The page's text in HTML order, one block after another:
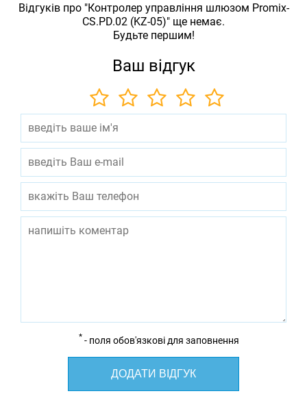
Відгуків про "Контролер управління шлюзом Promix-
CS.PD.02 (KZ-05)" ще немає.
Будьте першим!
Ваш відгук
* - поля обов'язкові для заповнення
ДОДАТИ ВІДГУК